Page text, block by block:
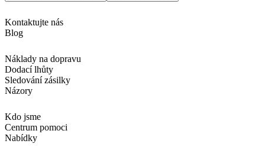
Kontaktujte nás
Blog
Náklady na dopravu
Dodací lhůty
Sledování zásilky
Názory
Kdo jsme
Centrum pomoci
Nabídky